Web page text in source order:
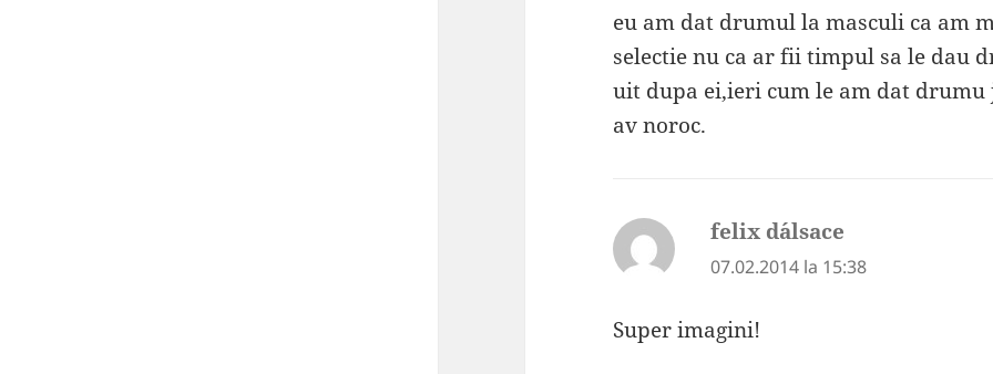
eu am dat drumul la masculi ca am
selectie nu ca ar fii timpul sa le dau
uit dupa ei,ieri cum le am dat
av noroc.
felix d´alsace
07.02.2014 la 15:38
Super imagini!